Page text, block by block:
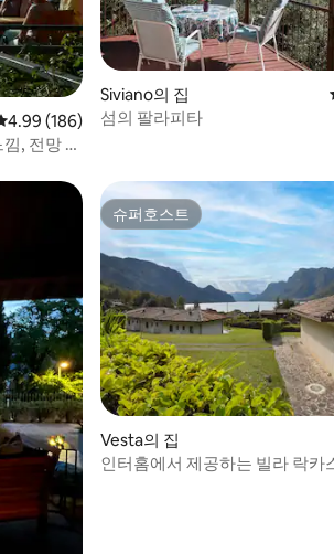
점 4.99점(5점 만점), 후기 186개
4.99 (186)
, 전망 및
Siviano의 집
섬의 팔라피타
슈퍼호스트
슈퍼호스트
Vesta의 집
인터홈에서 제공하는 빌라 락카